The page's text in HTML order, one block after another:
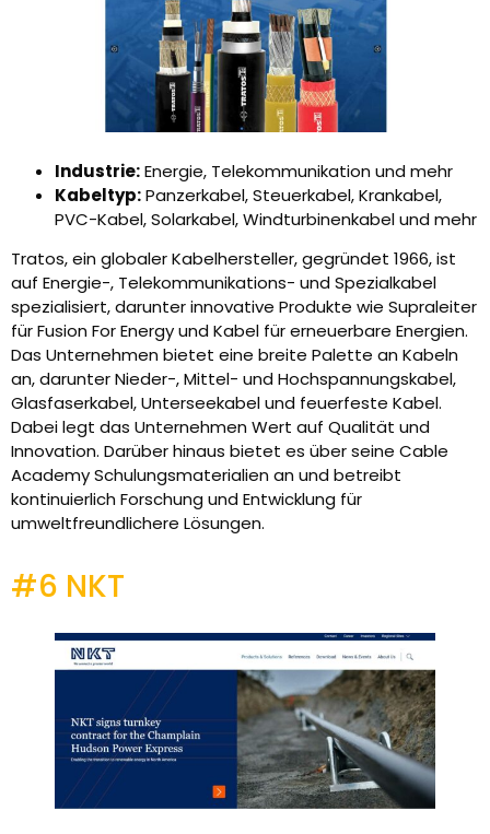
Industrie:Energie, Telekommunikation und mehr
Kabeltyp:Panzerkabel, Steuerkabel, Krankabel,
PVC-Kabel, Solarkabel, Windturbinenkabel und mehr
Tratos, ein globaler Kabelhersteller, gegründet 1966, ist
auf Energie-, Telekommunikations- und Spezialkabel
spezialisiert, darunter innovative Produkte wie Supraleiter
für Fusion For Energy und Kabel für erneuerbare Energien.
Das Unternehmen bietet eine breite Palette an Kabeln
an, darunter Nieder-, Mittel- und Hochspannungskabel,
Glasfaserkabel, Unterseekabel und feuerfeste Kabel.
Dabei legt das Unternehmen Wert auf Qualität und
Innovation. Darüber hinaus bietet es über seine Cable
Academy Schulungsmaterialien an und betreibt
kontinuierlich Forschung und Entwicklung für
umweltfreundlichere Lösungen.
#6 NKT